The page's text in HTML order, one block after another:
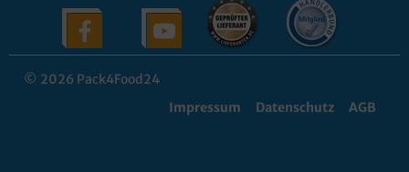
© 2026 Pack4Food24
Impressum
Datenschutz AGB